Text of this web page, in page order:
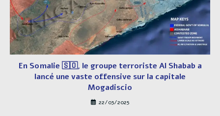
En Somalie 🇸🇴, le groupe terroriste Al Shabab a
lancé une vaste offensive sur la capitale
Mogadiscio
22/03/2025